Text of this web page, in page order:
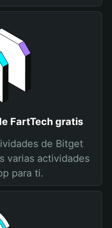
FartTech gratis
de Bitget
varias actividades
para ti.